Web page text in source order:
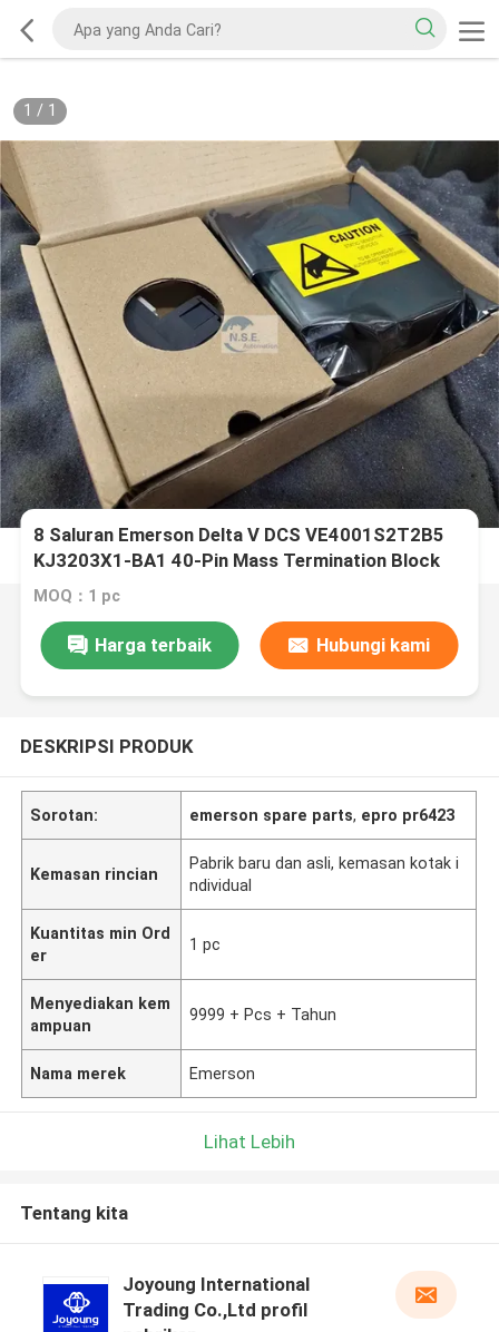
1 / 1
8 Saluran Emerson Delta V DCS VE4001S2T2B5
KJ3203X1-BA1 40-Pin Mass Termination Block
MOQ：1 pc
Harga terbaik Hubungi kami
DESKRIPSI PRODUK
Sorotan: emerson spare parts, epro pr6423
Kemasan rincian
Pabrik baru dan asli, kemasan kotak i
ndividual
Kuantitas min Ord
er
1 pc
Menyediakan kem
ampuan
9999 + Pcs + Tahun
Nama merek Emerson
Lihat Lebih
Tentang kita
Joyoung International
Trading Co.,Ltd profil